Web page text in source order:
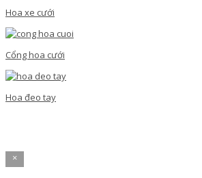
Hoa xe cưới
Cổng hoa cưới
Hoa đeo tay
×